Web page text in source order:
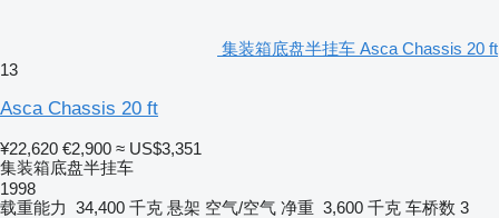
集装箱底盘半挂车 Asca Chassis 20 ft
13
Asca Chassis 20 ft
¥22,620 €2,900 ≈ US$3,351
集装箱底盘半挂车
1998
载重能力 34,400 千克 悬架 空气/空气 净重 3,600 千克 车桥数 3